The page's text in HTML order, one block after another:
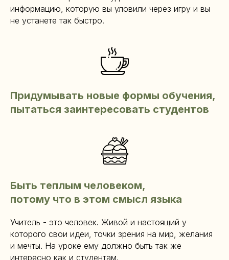
информацию, которую вы уловили через игру и вы
не устанете так быстро.
Придумывать новые формы обучения,
пытаться заинтересовать студентов
Быть теплым человеком,
потому что в этом смысл языка
Учитель - это человек. Живой и настоящий у
которого свои идеи, точки зрения на мир, желания
и мечты. На уроке ему должно быть так же
интересно как и студентам.